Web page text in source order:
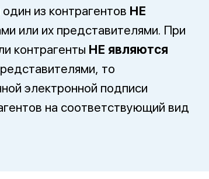
из контрагентов НЕ
или их представителями. При
контрагенты НЕ являются
то
электронной подписи
на соответствующий вид